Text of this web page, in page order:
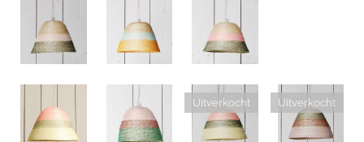
Uitverkocht Uitverkocht